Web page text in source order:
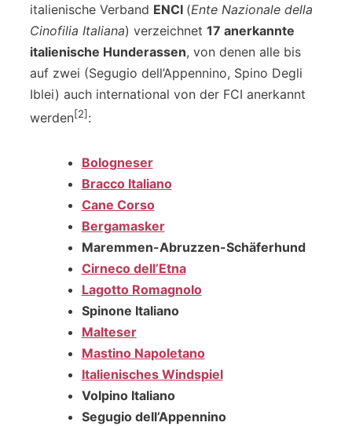
italienische Verband ENCI (Ente Nazionale della
Cinofilia Italiana) verzeichnet 17 anerkannte
italienische Hunderassen, von denen alle bis
auf zwei (Segugio dell’Appennino, Spino Degli
Iblei) auch international von der FCI anerkannt
werden[2]:
Bologneser
Bracco Italiano
Cane Corso
Bergamasker
Maremmen-Abruzzen-Schäferhund
Cirneco dell’Etna
Lagotto Romagnolo
Spinone Italiano
Malteser
Mastino Napoletano
Italienisches Windspiel
Volpino Italiano
Segugio dell’Appennino